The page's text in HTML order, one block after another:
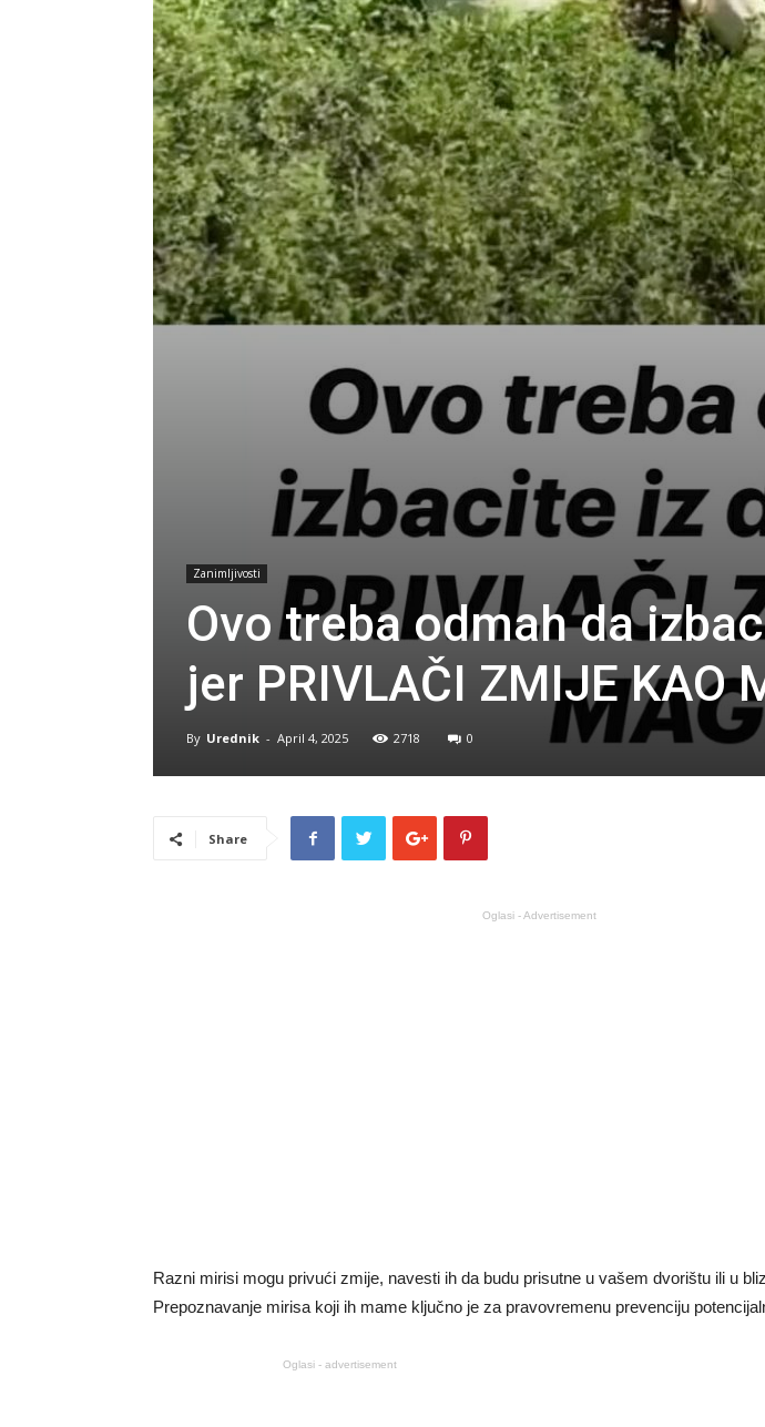
Zanimljivosti
Ovo treba odmah da
jer PRIVLAČI ZMIJE KAO
By Urednik - April 4, 2025 2718 0
Share
Oglasi - Advertisement
Razni mirisi mogu privući zmije, navesti ih da budu prisutne u vašem dvorištu ili u
Prepoznavanje mirisa koji ih mame ključno je za pravovremenu prevenciju
Oglasi - advertisement